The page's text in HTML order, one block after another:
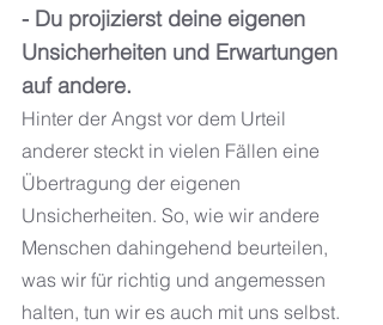
- Du projizierst deine eigenen
Unsicherheiten und Erwartungen
auf andere.
Hinter der Angst vor dem Urteil
anderer steckt in vielen Fällen eine
Übertragung der eigenen
Unsicherheiten. So, wie wir andere
Menschen dahingehend beurteilen,
was wir für richtig und angemessen
halten, tun wir es auch mit uns selbst.